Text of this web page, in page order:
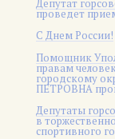
Депутат
проведет
С Днем России!
Помощник
правам
городскому
ПЕТРОВНА
Депутаты
в
спортивного